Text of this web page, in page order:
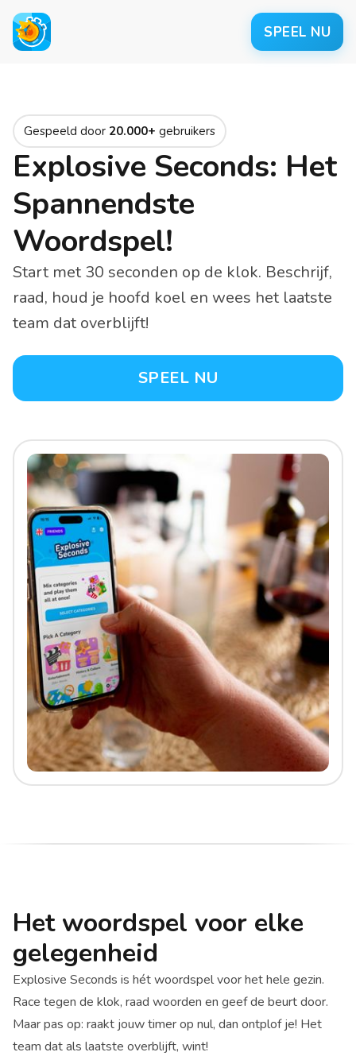
SPEEL NU
Gespeeld door 20.000+ gebruikers
Explosive Seconds: Het
Spannendste
Woordspel!
Start met 30 seconden op de klok. Beschrijf,
raad, houd je hoofd koel en wees het laatste
team dat overblijft!
SPEEL NU
Het woordspel voor elke
gelegenheid
Explosive Seconds is hét woordspel voor het hele gezin.
Race tegen de klok, raad woorden en geef de beurt door.
Maar pas op: raakt jouw timer op nul, dan ontplof je! Het
team dat als laatste overblijft, wint!